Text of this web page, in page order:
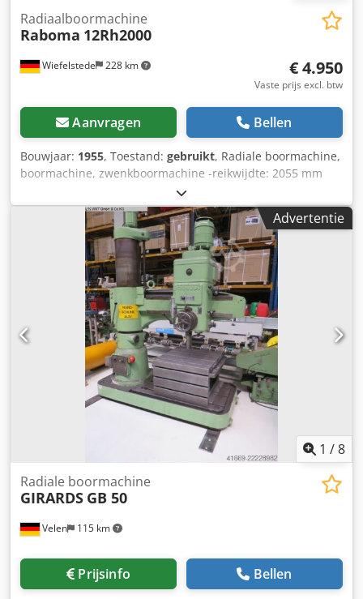
Wiefelstede 228 km
Radiaalboormachine
Raboma 12Rh2000
€ 4.950
Vaste prijs excl. btw
Aanvragen Bellen
Bouwjaar: 1955, Toestand: gebruikt, Radiale boormachine,
boormachine, zwenkboormachine -reikwijdte: 2055 mm
Crsdpfxsd Enr Is Angef -maximaal. afstand van
machinetafel tot spindelmontage: 1700 mm -taper
montage: MK5 -Motorvermogen: 7,5 kW -snelheden: 11,2-
1400 rpm -kolommen: Ø 450 mm -spindelslag: 540 mm -
draadafsnijder -automatische voeding: 0,037-2,0
mm/omwenteling -spanoppervlak: 920 x 1600 mm -
afmetingen: 2580/1110/H3450 mm -Gewicht: 6465 kg
Advertentie
1 /8
Velen 115 km
Radiale boormachine
GIRARDS GB 50
Prijsinfo Bellen